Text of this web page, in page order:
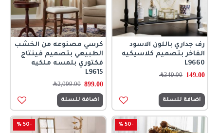
رف جداري باللون الاسود
الفاخر بتصميم كلاسيكيه
L9660
149.00
349.00﷼
اضافة للسلة
كرسي مصنوعه من الخشب
الطبيعي بتصميم فينتاج
فكتوري بلمسه ملكيه
L9615
899.00
2,099.00﷼
اضافة للسلة
-50 %
-50 %